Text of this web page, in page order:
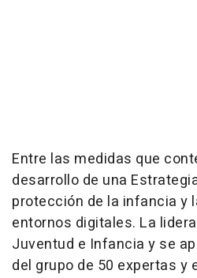
Entre las medidas que
desarrollo de una
protección de la infancia y
entornos digitales. La
Juventud e Infancia y se
del grupo de 50 expertas y